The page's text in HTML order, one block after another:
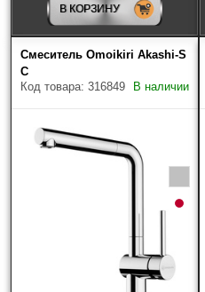
Paulmark(2)
Тип смесителя
однозахватный(66)
Подключение к фильтру для
В КОРЗИНУ
Смеситель Omoikiri Akashi-S
C
Код товара: 316849
В наличии